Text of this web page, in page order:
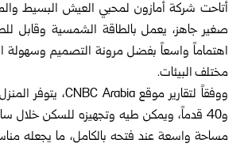
أتاحت شركة أمازون لمحبي العيش البسيط
صغير جاهز، يعمل بالطاقة الشمسية وقابل
اهتماماً واسعاً بفضل مرونة التصميم وسهولة
مختلف البيئات.
و40 قدماً، ويمكن طيه وتجهيزه للسكن خلال
مساحة واسعة عند فتحه بالكامل، ما يجعله